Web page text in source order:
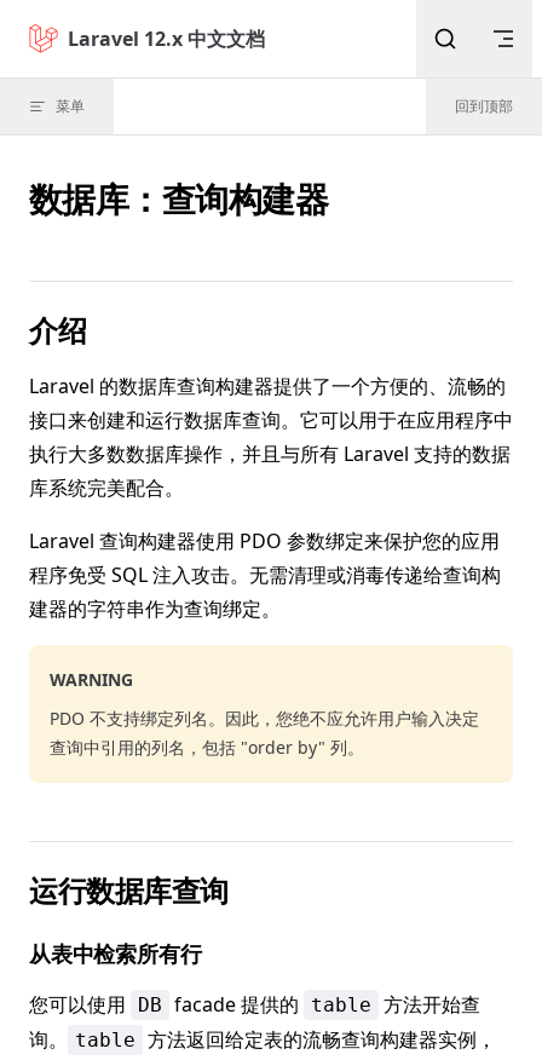
Skip to content
Laravel 12.x 中文文档
菜单 回到顶部
数据库：查询构建器
介绍
Laravel 的数据库查询构建器提供了一个方便的、流畅的
接口来创建和运行数据库查询。它可以用于在应用程序中
执行大多数数据库操作，并且与所有 Laravel 支持的数据
库系统完美配合。
Laravel 查询构建器使用 PDO 参数绑定来保护您的应用
程序免受 SQL 注入攻击。无需清理或消毒传递给查询构
建器的字符串作为查询绑定。
WARNING
PDO 不支持绑定列名。因此，您绝不应允许用户输入决定
查询中引用的列名，包括 "order by" 列。
运行数据库查询
从表中检索所有行
您可以使用 DB facade 提供的 table 方法开始查
询。
table 方法返回给定表的流畅查询构建器实例，